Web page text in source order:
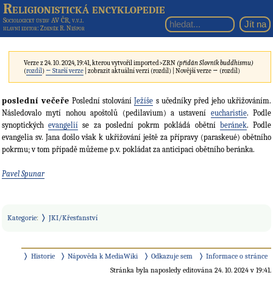
Religionistická encyklopedie
Sociologický ústav AV ČR, v.v.i.
hlavní editor: Zdeněk R. Nešpor
Verze z 24. 10. 2024, 19:41, kterou vytvořilimported>ZRN (přidán Slovník buddhismu)
(rozdíl) ← Starší verze | zobrazit aktuální verzi (rozdíl) | Novější verze → (rozdíl)
poslední večeře Poslední stolováníJežíše s učedníky před jeho ukřižováním.
Následovalo mytí nohou apoštolů (pedilavium) a ustavení eucharistie. Podle
synoptickýchevangelií se za poslední pokrm pokládá obětní beránek. Podle
evangelia sv. Jana došlo však k ukřižování ještě za přípravy (paraskeué) obětního
pokrmu; v tom případě můžeme p.v. pokládat za anticipaci obětního beránka.
Pavel Spunar
Kategorie: JKI/Křesťanství
Historie Nápověda k MediaWiki Odkazuje sem
Informace o stránce
Stránka byla naposledy editována 24. 10. 2024 v 19:41.